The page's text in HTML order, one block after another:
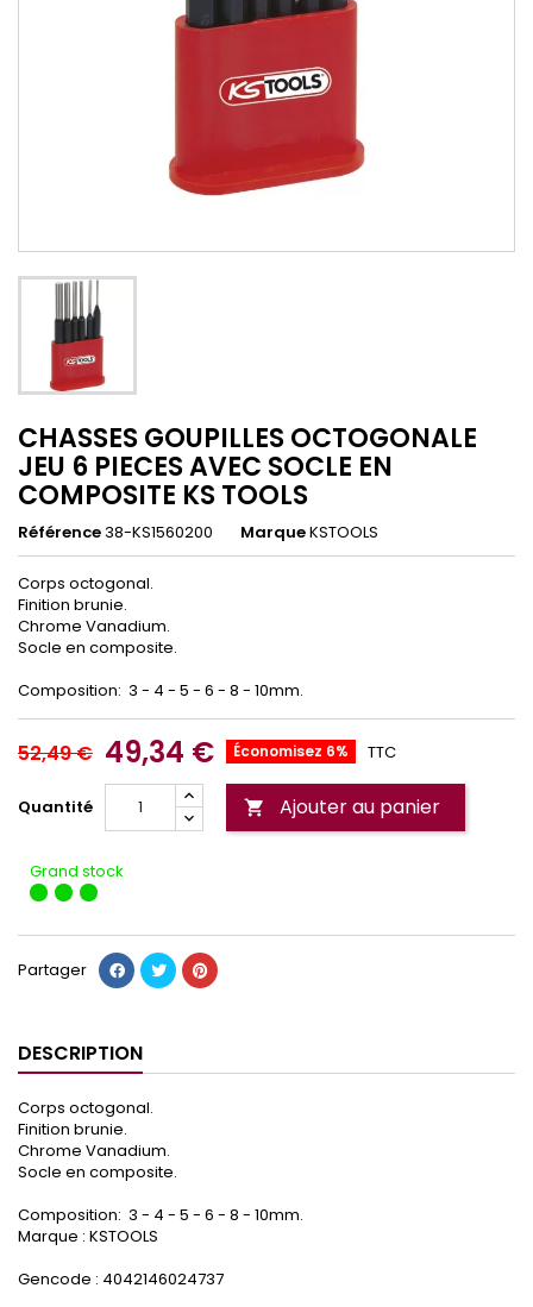
CHASSES GOUPILLES OCTOGONALE
JEU 6 PIECES AVEC SOCLE EN
COMPOSITE KS TOOLS
Référence38-KS1560200 MarqueKSTOOLS
Corps octogonal.
Finition brunie.
Chrome Vanadium.
Socle en composite.
Composition: 3 - 4 - 5 - 6 - 8 - 10mm.
52,49 € 49,34 € Économisez 6% TTC
Quantité  Ajouter au panier
Grand stock
Partager
DESCRIPTION
Corps octogonal.
Finition brunie.
Chrome Vanadium.
Socle en composite.
Composition: 3 - 4 - 5 - 6 - 8 - 10mm.
Marque : KSTOOLS
Gencode : 4042146024737